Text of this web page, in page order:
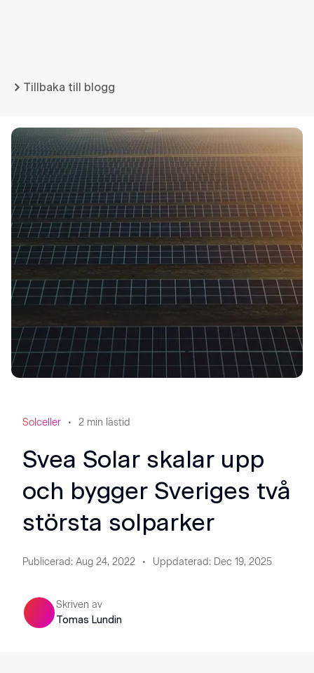
Tillbaka till blogg
Solceller 2 min lästid
Svea Solar skalar upp
och bygger Sveriges två
största solparker
Publicerad: Aug 24, 2022 Uppdaterad: Dec 19, 2025
Skriven av
Tomas Lundin